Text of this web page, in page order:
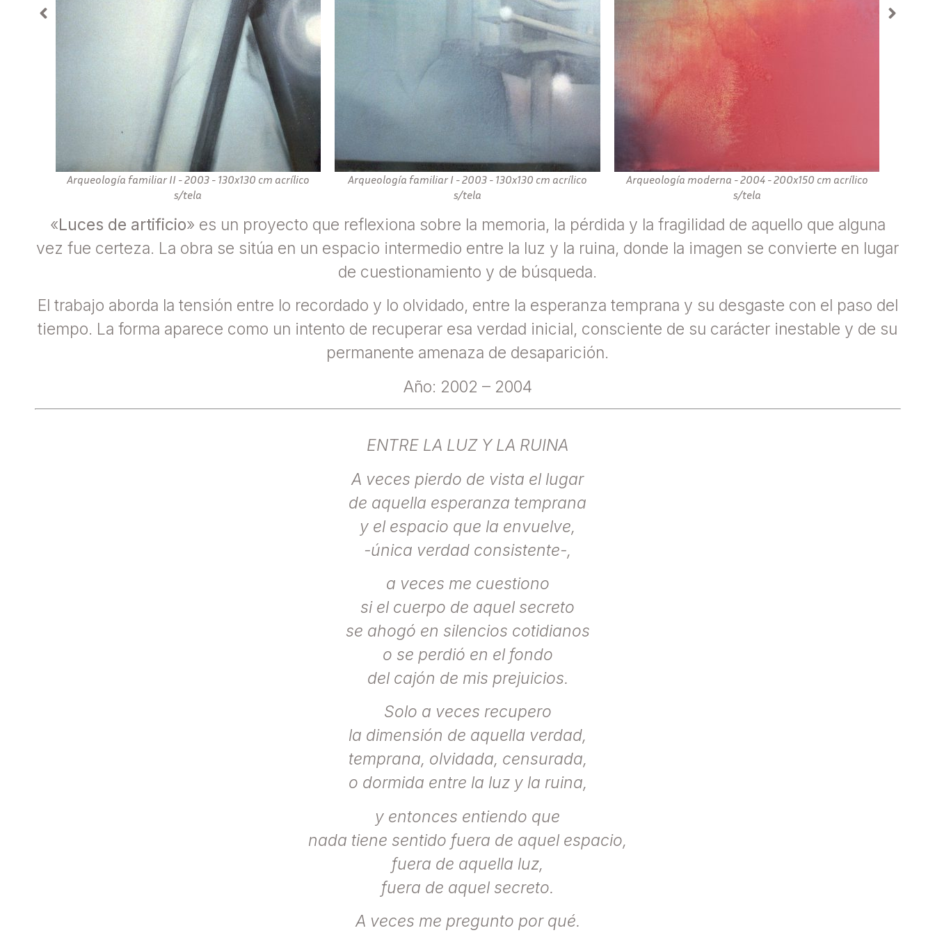
Arqueología familiar II - 2003 - 130x130 cm acrílico
s/tela
Arqueología familiar I - 2003 - 130x130 cm acrílico
s/tela
Arqueología moderna - 2004 - 200x150 cm acrílico
s/tela
«Luces de artificio» es un proyecto que reflexiona sobre la memoria, la pérdida y la fragilidad de aquello que alguna
vez fue certeza. La obra se sitúa en un espacio intermedio entre la luz y la ruina, donde la imagen se convierte en lugar
de cuestionamiento y de búsqueda.
El trabajo aborda la tensión entre lo recordado y lo olvidado, entre la esperanza temprana y su desgaste con el paso del
tiempo. La forma aparece como un intento de recuperar esa verdad inicial, consciente de su carácter inestable y de su
permanente amenaza de desaparición.
Año: 2002 – 2004
ENTRE LA LUZ Y LA RUINA
A veces pierdo de vista el lugar
de aquella esperanza temprana
y el espacio que la envuelve,
-única verdad consistente-,
a veces me cuestiono
si el cuerpo de aquel secreto
se ahogó en silencios cotidianos
o se perdió en el fondo
del cajón de mis prejuicios.
Solo a veces recupero
la dimensión de aquella verdad,
temprana, olvidada, censurada,
o dormida entre la luz y la ruina,
y entonces entiendo que
nada tiene sentido fuera de aquel espacio,
fuera de aquella luz,
fuera de aquel secreto.
A veces me pregunto por qué.